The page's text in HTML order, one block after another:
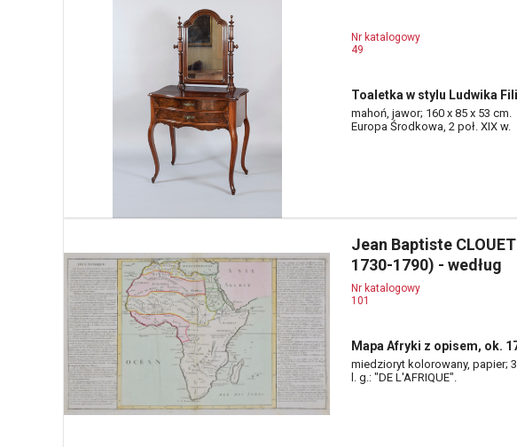
Nr katalogowy
49
Toaletka w stylu Ludwika
mahoń, jawor; 160 x 85 x 53 cm.
Europa Środkowa, 2 poł. XIX w.
Jean Baptiste
1730-1790) - według
Nr katalogowy
101
Mapa Afryki z opisem, ok.
miedzioryt kolorowany, papier;
l. g.: "DE L'AFRIQUE".